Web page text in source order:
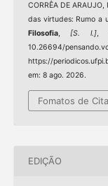
CORRÊA DE
das virtudes: Rumo a
Filosofia,[S. l.],
10.26694/
https://
em: 8 ago. 2026.
Fomatos de
EDIÇÃO